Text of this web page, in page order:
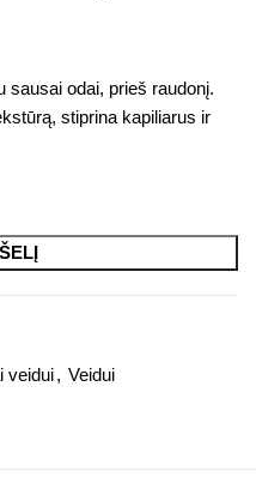
odai, prieš raudonį.
stiprina kapiliarus ir
veidui, Veidui